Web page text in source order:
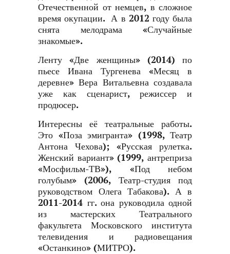
Отечественной от немцев, в сложное
время окупации. А в 2012 году была
снята мелодрама «Случайные
знакомые».
Ленту «Две женщины» (2014) по
пьесе Ивана Тургенева «Месяц в
деревне» Вера Витальевна создавала
уже как сценарист, режиссер и
продюсер.
Интересны её театральные работы.
Это «Поза эмигранта» (1998, Театр
Антона Чехова); «Русская рулетка.
Женский вариант» (1999, антреприза
«Мосфильм-ТВ»), «Под небом
голубым» (2006, Театр-студия под
руководством Олега Табакова). А в
2011-2014 гг. она руководила одной
из мастерских Театрального
факультета Московского института
телевидения и радиовещания
«Останкино» (МИТРО).